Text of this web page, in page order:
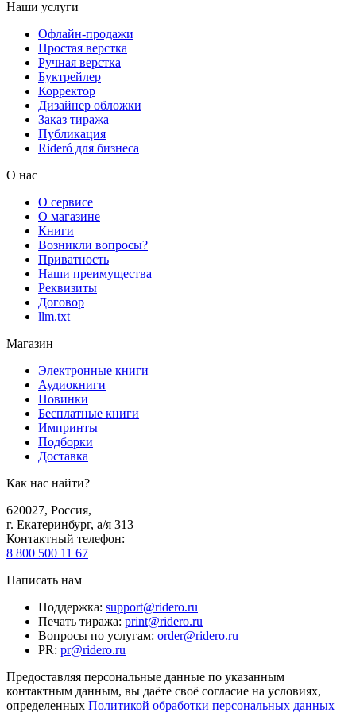
Наши услуги
Офлайн-продажи
Простая верстка
Ручная верстка
Буктрейлер
Корректор
Дизайнер обложки
Заказ тиража
Публикация
Rideró для бизнеса
О нас
О сервисе
О магазине
Книги
Возникли вопросы?
Приватность
Наши преимущества
Реквизиты
Договор
llm.txt
Магазин
Электронные книги
Аудиокниги
Новинки
Бесплатные книги
Импринты
Подборки
Доставка
Как нас найти?
620027, Россия,
г. Екатеринбург, а/я 313
Контактный телефон:
8 800 500 11 67
Написать нам
Поддержка: support@ridero.ru
Печать тиража: print@ridero.ru
Вопросы по услугам: order@ridero.ru
PR: pr@ridero.ru
Предоставляя персональные данные по указанным
контактным данным, вы даёте своё согласие на условиях,
определенных Политикой обработки персональных данных